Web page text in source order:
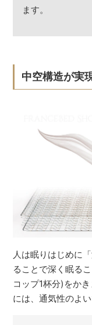
ます。
中空構造が実
人は眠りはじめに
ることで深く眠る
コップ1杯分)をか
には、通気性のよ